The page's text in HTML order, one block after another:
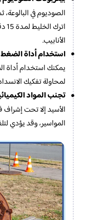
الصوديوم في
الأنابيب.
استخدام أداة الضغط
يمكنك استخدام أداة
لمحاولة تفكيك
تجنب المواد
الأسيد إلا تحت
المواسير، وقد يؤدي